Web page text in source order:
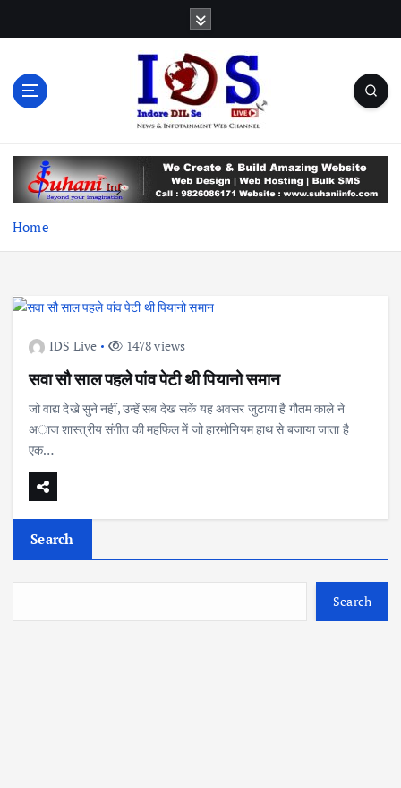
t
Home
IDS Live 1478 views
सवा सौ साल पहले पांव पेटी थी पियानो समान
जो वाद्य देखे सुने नहीं, उन्हें सब देख सकें यह अवसर जुटाया है गौतम काले ने
अाज शास्त्रीय संगीत की महफिल में जो हारमोनियम हाथ से बजाया जाता है
एक…
Search
Search